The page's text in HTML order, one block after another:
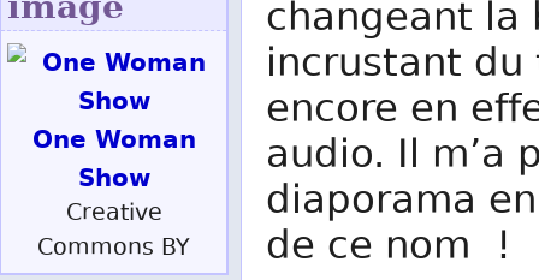
changeant la
incrustant
encore en
audio. Il m’a
diaporama
de ce nom !
One Woman
Show
Creative
Commons BY